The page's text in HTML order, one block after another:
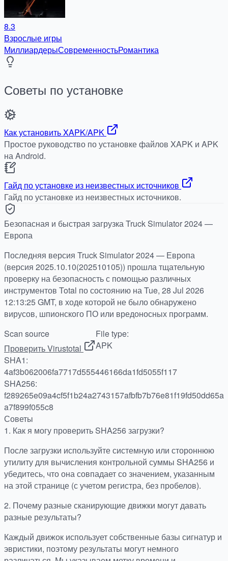
8.3
Взрослые игры
МиллиардерыСовременностьРомантика
Советы по установке
Как установить XAPK/APK
Простое руководство по установке файлов XAPK и APK
на Android.
Гайд по установке из неизвестных источников
Гайд по установке из неизвестных источников.
Безопасная и быстрая загрузка Truck Simulator 2024 —
Европа
Последняя версия Truck Simulator 2024 — Европа
(версия 2025.10.10(202510105)) прошла тщательную
проверку на безопасность с помощью различных
инструментов Total по состоянию на Tue, 28 Jul 2026
12:13:25 GMT, в ходе которой не было обнаружено
вирусов, шпионского ПО или вредоносных программ.
Scan source
Проверить Virustotal
File type:
APK
SHA1:
4af3b062006fa7717d555446166da1fd5055f117
SHA256:
f289265e09a4cf5f1b24a2743157afbfb7b76e81f19fd50dd65a
a7f899f055c8
Советы
1. Как я могу проверить SHA256 загрузки?
После загрузки используйте системную или стороннюю
утилиту для вычисления контрольной суммы SHA256 и
убедитесь, что она совпадает со значением, указанным
на этой странице (с учетом регистра, без пробелов).
2. Почему разные сканирующие движки могут давать
разные результаты?
Каждый движок использует собственные базы сигнатур и
эвристики, поэтому результаты могут немного